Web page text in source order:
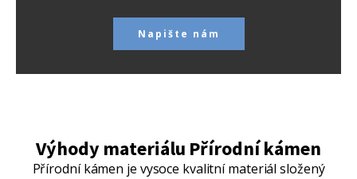
Napište nám
Výhody materiálu Přírodní kámen
Přírodní kámen je vysoce kvalitní materiál složený